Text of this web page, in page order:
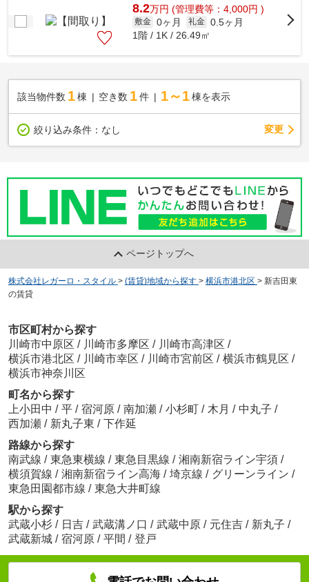
8.2万円 (管理費等：4,000円 )
敷金 0ヶ月 礼金 0.5ヶ月
1階 / 1K / 26.49㎡
該当物件数 1棟 空き数 1 件 1～1 棟を表示
絞り込み条件： なし 変更
ページトップへ
株式会社レガーロ・スタイル > (賃貸)地域から探す > 横浜市港北区 > 新吉田東
の賃貸
市区町村から探す
川崎市中原区 / 川崎市多摩区 / 川崎市高津区 /
横浜市港北区 / 川崎市幸区 / 川崎市宮前区 / 横浜市鶴見区 /
横浜市神奈川区
町名から探す
上小田中 / 平 / 宿河原 / 南加瀬 / 小杉町 / 木月 / 中丸子 /
西加瀬 / 新丸子東 / 下作延
路線から探す
南武線 / 東急東横線 / 東急目黒線 / 湘南新宿ライン宇須 /
横須賀線 / 湘南新宿ライン高海 / 埼京線 / グリーンライン /
東急田園都市線 / 東急大井町線
駅から探す
武蔵小杉 / 日吉 / 武蔵溝ノ口 / 武蔵中原 / 元住吉 / 新丸子 /
武蔵新城 / 宿河原 / 平間 / 登戸